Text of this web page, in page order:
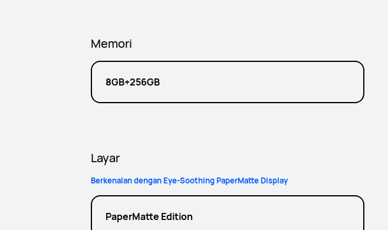
Memori
8GB+256GB
Layar
Berkenalan dengan Eye-Soothing PaperMatte Display
PaperMatte Edition